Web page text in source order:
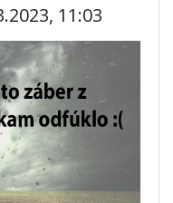
11:03